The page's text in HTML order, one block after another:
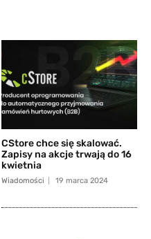
CStore chce się skalować.
Zapisy na akcje trwają do 16
kwietnia
Wiadomości 19 marca 2024